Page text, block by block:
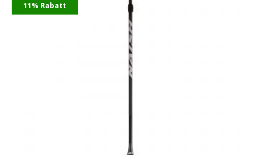
11% Rabatt